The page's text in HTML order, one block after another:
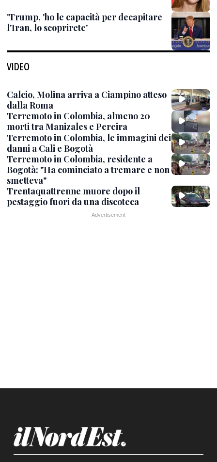
'Trump, 'ho le capacità per decapitare
l'Iran, lo scoprirete'
VIDEO
Calcio, Molina arriva a Ciampino atteso
dalla Roma
Terremoto in Colombia, almeno 20
morti tra Manizales e Pereira
Terremoto in Colombia, le immagini dei
danni a Cali e Bogotà
Terremoto in Colombia, residente a
Bogotà: "Ha cominciato a tremare e non
smetteva"
Trentaquattrenne muore dopo il
pestaggio fuori da una discoteca